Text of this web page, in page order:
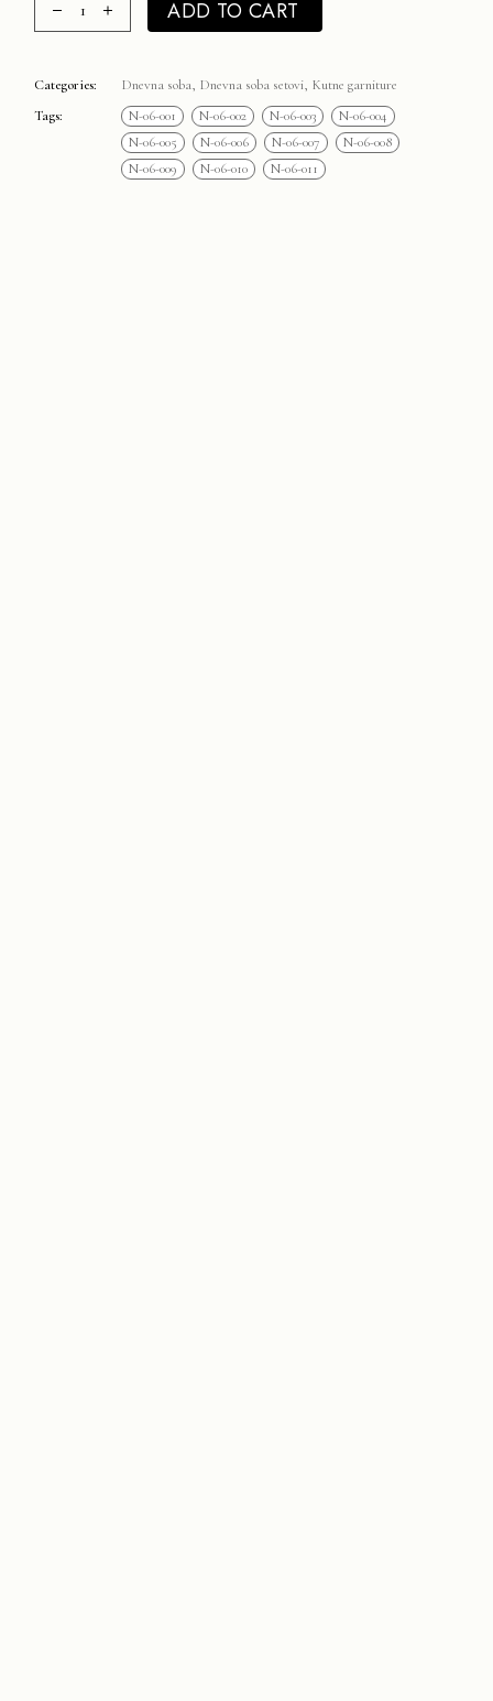
ADD TO CART
Categories: Dnevna soba, Dnevna soba setovi, Kutne garniture
Tags:
N-06-001 N-06-002 N-06-003
N-06-004
N-06-005
N-06-006 N-06-007
N-06-008
N-06-009
N-06-010 N-06-011